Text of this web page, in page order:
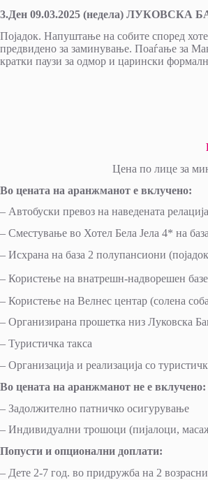
3.Ден 09.03.2025 (недела) ЛУКОВСКА
Појадок. Напуштање на собите според
предвидено за заминување. Поаѓање за
кратки паузи за одмор и царински
Цена по лице за
Во цената на аранжманот е вклучено:
– Автобуски превоз на наведената релација
– Сместување во Хотел Бела Јела 4* на
– Исхрана на база 2 полупансиони
– Користење на внатрешн-надворешен
– Користење на Велнес центар (солена
– Организирана прошетка низ Луковска
– Туристичка такса
– Организација и реализација со
Во цената на аранжманот не е вклучено:
– Задолжително патничко осигурување
– Индивидуални трошоци (пијалоци,
Попусти и опционални доплати:
– Дете 2-7 год. во придружба на 2